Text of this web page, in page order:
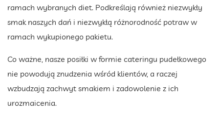
ramach wybranych diet. Podkreślają również niezwykły
smak naszych dań i niezwykłą różnorodność potraw w
ramach wykupionego pakietu.
Co ważne, nasze posiłki w formie cateringu pudełkowego
nie powodują znudzenia wśród klientów, a raczej
wzbudzają zachwyt smakiem i zadowolenie z ich
urozmaicenia.